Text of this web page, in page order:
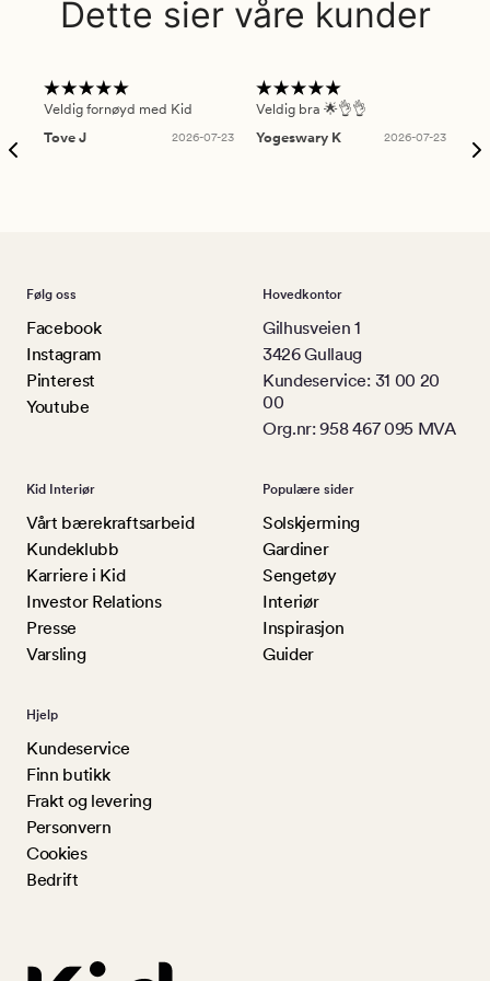
Dette sier våre kunder
Veldig fornøyd med Kid
Tove J
2026-07-23
Veldig bra 🌟👌👌
Yogeswary K
2026-07-23
Følg oss
Facebook
Instagram
Pinterest
Youtube
Hovedkontor
Gilhusveien 1
3426 Gullaug
Kundeservice: 31 00 20
00
Org.nr: 958 467 095 MVA
Kid Interiør
Vårt bærekraftsarbeid
Kundeklubb
Karriere i Kid
Investor Relations
Presse
Varsling
Populære sider
Solskjerming
Gardiner
Sengetøy
Interiør
Inspirasjon
Guider
Hjelp
Kundeservice
Finn butikk
Frakt og levering
Personvern
Cookies
Bedrift